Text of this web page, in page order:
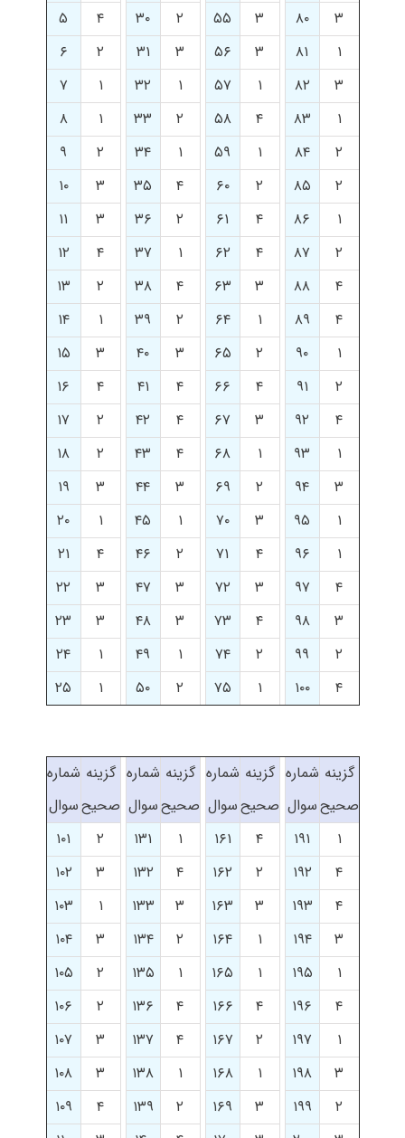
۳
۸۰ ۳ ۵۵ ۲ ۳۰ ۴
۵
۱
۸۱ ۳ ۵۶ ۳ ۳۱ ۲
۶
۳
۸۲ ۱ ۵۷ ۱ ۳۲ ۱
۷
۱
۸۳ ۴ ۵۸ ۲ ۳۳ ۱
۸
۲
۸۴ ۱ ۵۹ ۱ ۳۴ ۲
۹
۲
۸۵ ۲ ۶۰ ۴ ۳۵ ۳
۱۰
۱
۸۶ ۴ ۶۱ ۲ ۳۶ ۳
۱۱
۲
۸۷ ۴ ۶۲ ۱ ۳۷ ۴
۱۲
۴
۸۸ ۳ ۶۳ ۴ ۳۸ ۲
۱۳
۴
۸۹ ۱ ۶۴ ۲ ۳۹ ۱
۱۴
۱
۹۰ ۲ ۶۵ ۳ ۴۰ ۳
۱۵
۲
۹۱ ۴ ۶۶ ۴ ۴۱ ۴
۱۶
۴
۹۲ ۳ ۶۷ ۴ ۴۲ ۲
۱۷
۱
۹۳ ۱ ۶۸ ۴ ۴۳ ۲
۱۸
۳
۹۴ ۲ ۶۹ ۳ ۴۴ ۳
۱۹
۱
۹۵ ۳ ۷۰ ۱ ۴۵ ۱
۲۰
۱
۹۶ ۴ ۷۱ ۲ ۴۶ ۴
۲۱
۴
۹۷ ۳ ۷۲ ۳ ۴۷ ۳
۲۲
۳
۹۸ ۴ ۷۳ ۳ ۴۸ ۳
۲۳
۲
۹۹ ۲ ۷۴ ۱ ۴۹ ۱
۲۴
۴
۱۰۰ ۱ ۷۵ ۲ ۵۰ ۱ ۲۵
گزینه
صحیح
شماره
سوال
گزینه
صحیح
شماره
سوال
گزینه
صحیح
شماره
سوال
گزینه
صحیح
شماره
سوال
۱
۱۹۱ ۴ ۱۶۱ ۱ ۱۳۱ ۲
۱۰۱
۴
۱۹۲ ۲ ۱۶۲ ۴ ۱۳۲ ۳
۱۰۲
۴
۱۹۳ ۳ ۱۶۳ ۳ ۱۳۳ ۱
۱۰۳
۳
۱۹۴ ۱ ۱۶۴ ۲ ۱۳۴ ۳
۱۰۴
۱
۱۹۵ ۱ ۱۶۵ ۱ ۱۳۵ ۲
۱۰۵
۴
۱۹۶ ۴ ۱۶۶ ۴ ۱۳۶ ۲
۱۰۶
۱
۱۹۷ ۲ ۱۶۷ ۴ ۱۳۷ ۳
۱۰۷
۳
۱۹۸ ۱ ۱۶۸ ۱ ۱۳۸ ۳
۱۰۸
۲
۱۹۹ ۳ ۱۶۹ ۲ ۱۳۹ ۴
۱۰۹